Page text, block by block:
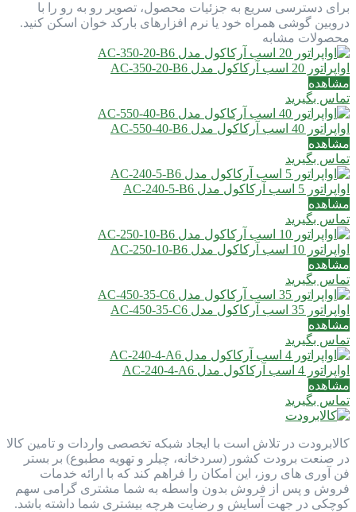
برای دسترسی سریع به جزئیات محصول، تصویر رو به رو را با
دروبین گوشی همراه خود یا نرم افزارهای بارکد خوان اسکن کنید.
محصولات مشابه
اواپراتور 20 اسب آرکاکول مدل AC-350-20-B6
مشاهده
تماس بگیرید
اواپراتور 40 اسب آرکاکول مدل AC-550-40-B6
مشاهده
تماس بگیرید
اواپراتور 5 اسب آرکاکول مدل AC-240-5-B6
مشاهده
تماس بگیرید
اواپراتور 10 اسب آرکاکول مدل AC-250-10-B6
مشاهده
تماس بگیرید
اواپراتور 35 اسب آرکاکول مدل AC-450-35-C6
مشاهده
تماس بگیرید
اواپراتور 4 اسب آرکاکول مدل AC-240-4-A6
مشاهده
تماس بگیرید
کالابرودت در تلاش است با ایجاد شبکه تخصصی واردات و تامین کالا
در صنعت برودت کشور (سردخانه، چیلر و تهویه مطبوع) بر بستر
فن آوری های روز، این امکان را فراهم کند که با ارائه خدمات
فروش و پس از فروش بدون واسطه به شما مشتری گرامی سهم
کوچکی در جهت آسایش و رضایت هرچه بیشتری شما داشته باشد.